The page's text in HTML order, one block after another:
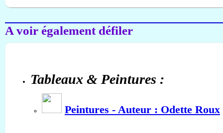
A voir également défiler
Tableaux & Peintures :
Peintures - Auteur : Odette Roux